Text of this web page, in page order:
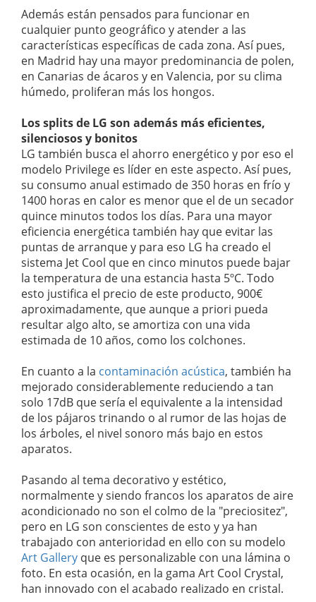
Además están pensados para funcionar en
cualquier punto geográfico y atender a las
características específicas de cada zona. Así pues,
en Madrid hay una mayor predominancia de polen,
en Canarias de ácaros y en Valencia, por su clima
húmedo, proliferan más los hongos.
Los splits de LG son además más eficientes,
silenciosos y bonitos
LG también busca el ahorro energético y por eso el
modelo Privilege es líder en este aspecto. Así pues,
su consumo anual estimado de 350 horas en frío y
1400 horas en calor es menor que el de un secador
quince minutos todos los días. Para una mayor
eficiencia energética también hay que evitar las
puntas de arranque y para eso LG ha creado el
sistema Jet Cool que en cinco minutos puede bajar
la temperatura de una estancia hasta 5ºC. Todo
esto justifica el precio de este producto, 900€
aproximadamente, que aunque a priori pueda
resultar algo alto, se amortiza con una vida
estimada de 10 años, como los colchones.
En cuanto a la contaminación acústica, también ha
mejorado considerablemente reduciendo a tan
solo 17dB que sería el equivalente a la intensidad
de los pájaros trinando o al rumor de las hojas de
los árboles, el nivel sonoro más bajo en estos
aparatos.
Pasando al tema decorativo y estético,
normalmente y siendo francos los aparatos de aire
acondicionado no son el colmo de la "preciositez",
pero en LG son conscientes de esto y ya han
trabajado con anterioridad en ello con su modelo
Art Gallery que es personalizable con una lámina o
foto. En esta ocasión, en la gama Art Cool Crystal,
han innovado con el acabado realizado en cristal.